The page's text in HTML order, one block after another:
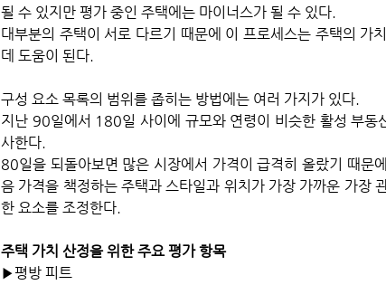
될 수 있지만 평가 중인 주택에는 마이너스가 될 수 있다.
대부분의 주택이 서로 다르기 때문에 이 프로세스는 주택의 가
데 도움이 된다.
구성 요소 목록의 범위를 좁히는 방법에는 여러 가지가 있다.
지난 90일에서 180일 사이에 규모와 연령이 비슷한 활성 부동
사한다.
80일을 되돌아보면 많은 시장에서 가격이 급격히 올랐기 때문
음 가격을 책정하는 주택과 스타일과 위치가 가장 가까운 가장
한 요소를 조정한다.
주택 가치 산정을 위한 주요 평가 항목
▶평방 피트